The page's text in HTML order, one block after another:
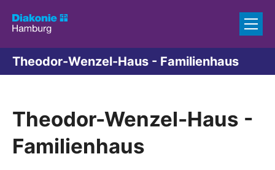
Theodor-Wenzel-Haus - Familienhaus
Theodor-Wenzel-Haus -
Familienhaus